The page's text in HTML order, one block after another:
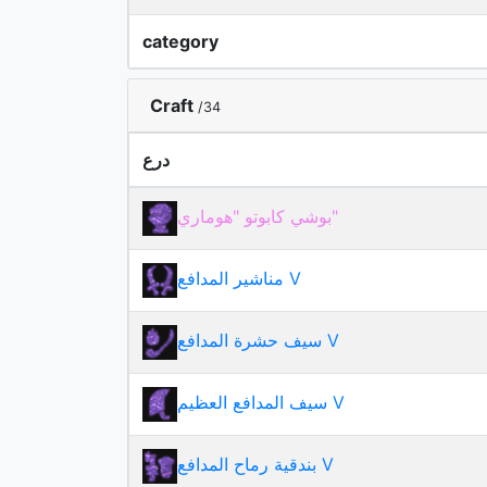
category
Craft /34
درع
بوشي كابوتو "هوماري"
مناشير المدافع V
سيف حشرة المدافع V
سيف المدافع العظيم V
بندقية رماح المدافع V